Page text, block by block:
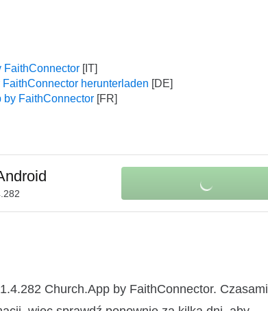
FaithConnector
herunterladen
by FaithConnector
Church.App by FaithConnector. Czasami